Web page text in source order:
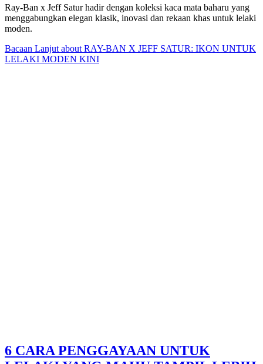
Ray-Ban x Jeff Satur hadir dengan koleksi kaca mata baharu yang
menggabungkan elegan klasik, inovasi dan rekaan khas untuk lelaki
moden.
Bacaan Lanjut about RAY-BAN X JEFF SATUR: IKON UNTUK
LELAKI MODEN KINI
6 CARA PENGGAYAAN UNTUK